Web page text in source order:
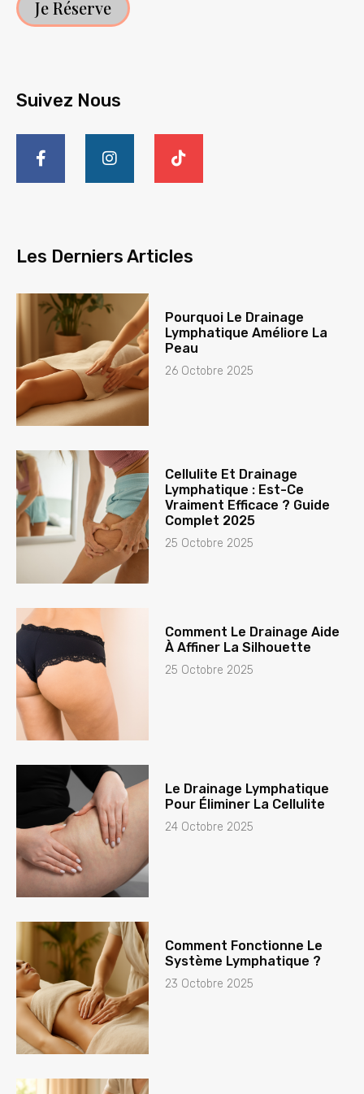
Je Réserve
Suivez Nous
Les Derniers Articles
Pourquoi Le Drainage
Lymphatique Améliore La
Peau
26 Octobre 2025
Cellulite Et Drainage
Lymphatique : Est-Ce
Vraiment Efficace ? Guide
Complet 2025
25 Octobre 2025
Comment Le Drainage Aide
À Affiner La Silhouette
25 Octobre 2025
Le Drainage Lymphatique
Pour Éliminer La Cellulite
24 Octobre 2025
Comment Fonctionne Le
Système Lymphatique ?
23 Octobre 2025